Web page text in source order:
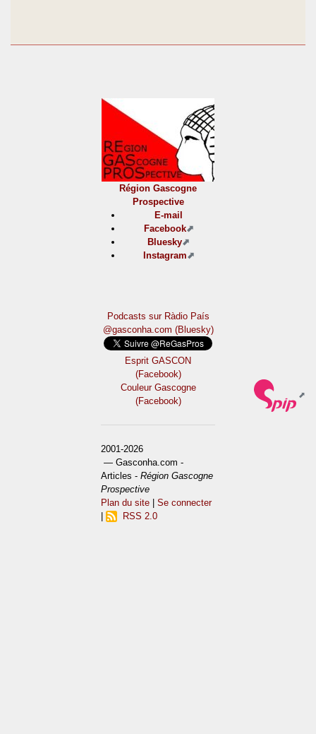
Région Gascogne
Prospective
E-mail
Facebook
Bluesky
Instagram
Podcasts sur Ràdio País
@gasconha.com (Bluesky)
Esprit GASCON
(Facebook)
Couleur Gascogne
(Facebook)
2001-2026
— Gasconha.com -
Articles -Région Gascogne
Prospective
Plan du site |Se connecter
RSS 2.0